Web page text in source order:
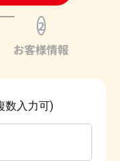
2
お客様情報
数入力可)